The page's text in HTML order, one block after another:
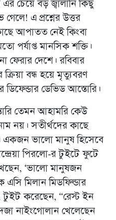
চেয়ে বড় জ্বালানি কিছু
গেলে! এ প্রশ্নের উত্তর
আপাতত নেই কিংবা
পর্যাপ্ত মানসিক শক্তি।
ফেরার দেশে। রবিবার
ক্রিয়া বন্ধ হয়ে মৃত্যুবরণ
ডিফেন্ডার ডেভিড আস্তোরি।
তেমন আহামরি কেউ
নয়। সতীর্থদের কাছে
ভালো মানুষ হিসেবে
পিরলো-র টুইটে ফুটে
‘ভালাে মানুষজন
এসি মিলান মিডফিল্ডার
টুইট করেছেন, “রেস্ট ইন
নাইংগোলান খেলেছেন